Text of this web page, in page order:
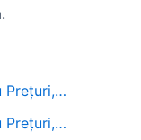
Prețuri,…
Prețuri,…